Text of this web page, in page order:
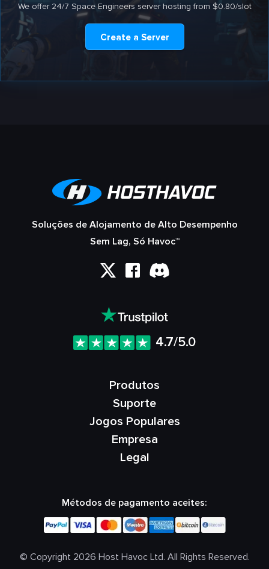
We offer 24/7 Space Engineers server hosting from $0.80/slot
Create a Server
Soluções de Alojamento de Alto Desempenho
Sem Lag, Só Havoc™
4.7/5.0
Produtos
Suporte
Jogos Populares
Empresa
Legal
Métodos de pagamento aceites:
© Copyright 2026 Host Havoc Ltd. All Rights Reserved.